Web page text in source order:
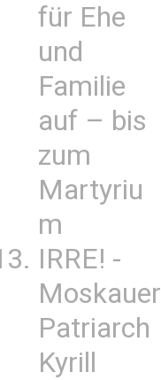
für Ehe
und
Familie
auf – bis
zum
Martyriu
m
IRRE! -
Moskauer
Patriarch
Kyrill